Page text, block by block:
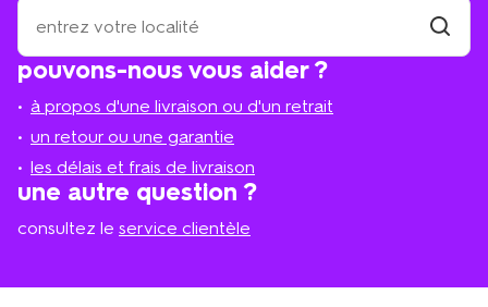
pouvons-nous vous aider ?
à propos d'une livraison ou d'un retrait
un retour ou une garantie
les délais et frais de livraison
une autre question ?
consultez le service clientèle
où
trouve
le
le
plus
proche
trouver